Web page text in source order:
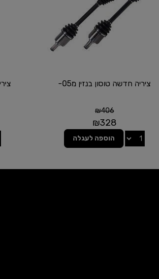
ציריה חדשה טוסון בנזין מ05-
₪406
₪328
הוספה לעגלה